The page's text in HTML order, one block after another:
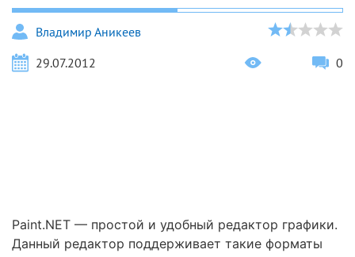
Владимир Аникеев
29.07.2012
0
Paint.NET — простой и удобный редактор графики.
Данный редактор поддерживает такие форматы